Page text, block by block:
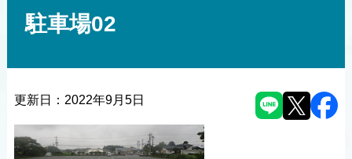
駐車場02
更新日： 2022年9月5日